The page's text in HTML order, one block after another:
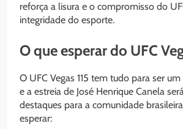
reforça a lisura e o compromisso do
integridade do esporte.
O que esperar do UFC
O UFC Vegas 115 tem tudo para ser
e a estreia de José Henrique Canela
destaques para a comunidade
esperar: